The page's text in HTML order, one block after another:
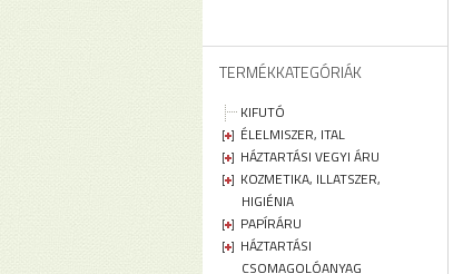
TERMÉKKATEGÓRIÁK
KIFUTÓ
ÉLELMISZER, ITAL
HÁZTARTÁSI VEGYI ÁRU
KOZMETIKA, ILLATSZER,
HIGIÉNIA
PAPÍRÁRU
HÁZTARTÁSI
CSOMAGOLÓANYAG